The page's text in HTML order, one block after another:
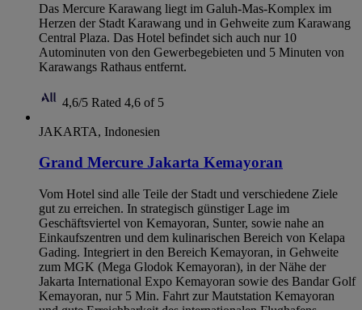
Das Mercure Karawang liegt im Galuh-Mas-Komplex im
Herzen der Stadt Karawang und in Gehweite zum Karawang
Central Plaza. Das Hotel befindet sich auch nur 10
Autominuten von den Gewerbegebieten und 5 Minuten von
Karawangs Rathaus entfernt.
4,6/5 Rated 4,6 of 5
JAKARTA, Indonesien
Grand Mercure Jakarta Kemayoran
Vom Hotel sind alle Teile der Stadt und verschiedene Ziele
gut zu erreichen. In strategisch günstiger Lage im
Geschäftsviertel von Kemayoran, Sunter, sowie nahe an
Einkaufszentren und dem kulinarischen Bereich von Kelapa
Gading. Integriert in den Bereich Kemayoran, in Gehweite
zum MGK (Mega Glodok Kemayoran), in der Nähe der
Jakarta International Expo Kemayoran sowie des Bandar Golf
Kemayoran, nur 5 Min. Fahrt zur Mautstation Kemayoran